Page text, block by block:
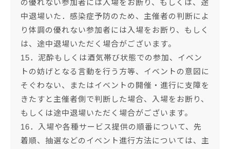
の優れない参加者には入場をお断り、もしくは、途
中退場いた．感染症予防のため、主催者の判断によ
り体調の優れない参加者には入場をお断り、もしく
は、途中退場いただく場合がございます。
15．泥酔もしくは酒気帯び状態での参加、イベン
トの妨げとなる言動を行う方等、イベントの意図に
そぐわない、またはイベントの開催・進行に支障を
きたすと主催者側で判断した場合、入場をお断り、
もしくは途中退場いただく場合がございます。
16．入場や各種サービス提供の順番について、先
着順、抽選などのイベント進行方法については、主